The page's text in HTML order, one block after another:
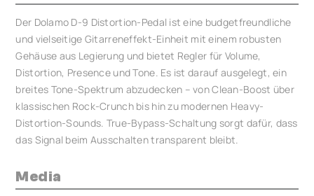
Der Dolamo D-9 Distortion-Pedal ist eine budgetfreundliche
und vielseitige Gitarreneffekt-Einheit mit einem robusten
Gehäuse aus Legierung und bietet Regler für Volume,
Distortion, Presence und Tone. Es ist darauf ausgelegt, ein
breites Tone-Spektrum abzudecken – von Clean-Boost über
klassischen Rock-Crunch bis hin zu modernen Heavy-
Distortion-Sounds. True-Bypass-Schaltung sorgt dafür, dass
das Signal beim Ausschalten transparent bleibt.
Media